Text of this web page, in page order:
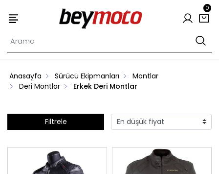
0
Anasayfa Sürücü Ekipmanları
Montlar
Deri Montlar
Erkek Deri Montlar
Filtrele